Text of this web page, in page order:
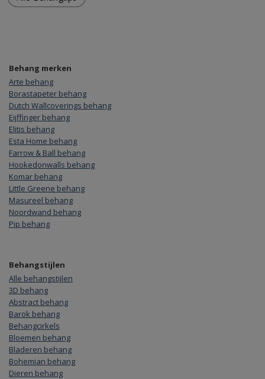
Behang merken
Arte behang
Borastapeter behang
Dutch Wallcoverings behang
Eijffinger behang
Elitis behang
Esta Home behang
Farrow & Ball behang
Hookedonwalls behang
Komar behang
Little Greene behang
Masureel behang
Noordwand behang
Pip behang
Behangstijlen
Alle behangstijlen
3D behang
Abstract behang
Barok behang
Behangcirkels
Bloemen behang
Bladeren behang
Bohemian behang
Dieren behang